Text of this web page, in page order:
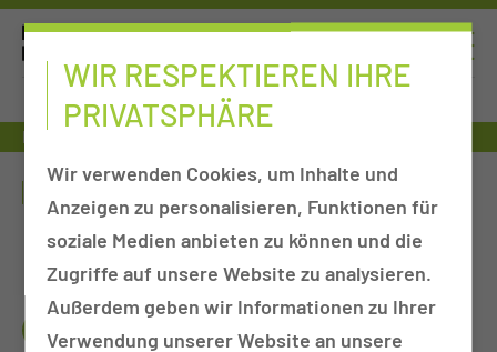
Fort- & Weiterbildung
ARTGERECHTER LEBENSSTART
DEIN BENEFIT
WIR RESPEKTIEREN IHRE
PRIVATSPHÄRE
Wir verwenden Cookies, um Inhalte und
Anzeigen zu personalisieren, Funktionen für
soziale Medien anbieten zu können und die
Zugriffe auf unsere Website zu analysieren.
Außerdem geben wir Informationen zu Ihrer
Verwendung unserer Website an unsere